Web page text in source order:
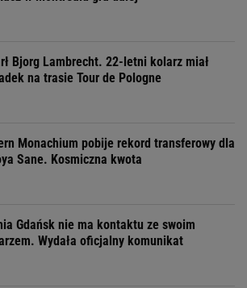
Bjorg Lambrecht. 22-letni kolarz miał
na trasie Tour de Pologne
Monachium pobije rekord transferowy dla
Sane. Kosmiczna kwota
Gdańsk nie ma kontaktu ze swoim
Wydała oficjalny komunikat